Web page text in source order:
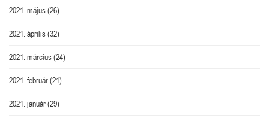
2021. május(26)
2021. április(32)
2021. március(24)
2021. február(21)
2021. január(29)